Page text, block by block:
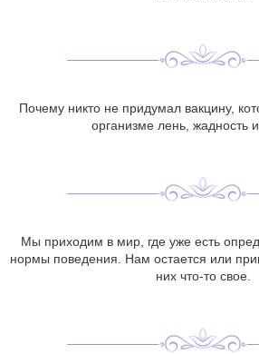
Почему никто не придумал вакцину,
организме лень, жадность
Мы приходим в мир, где уже есть
нормы поведения. Нам остается или
них что-то свое.